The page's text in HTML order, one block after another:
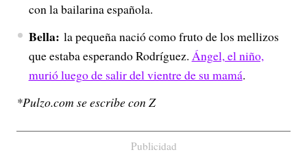
con la bailarina española.
Bella: la pequeña nació como fruto de los mellizos
que estaba esperando Rodríguez. Ángel, el niño,
murió luego de salir del vientre de su mamá.
*Pulzo.com se escribe con Z
Publicidad